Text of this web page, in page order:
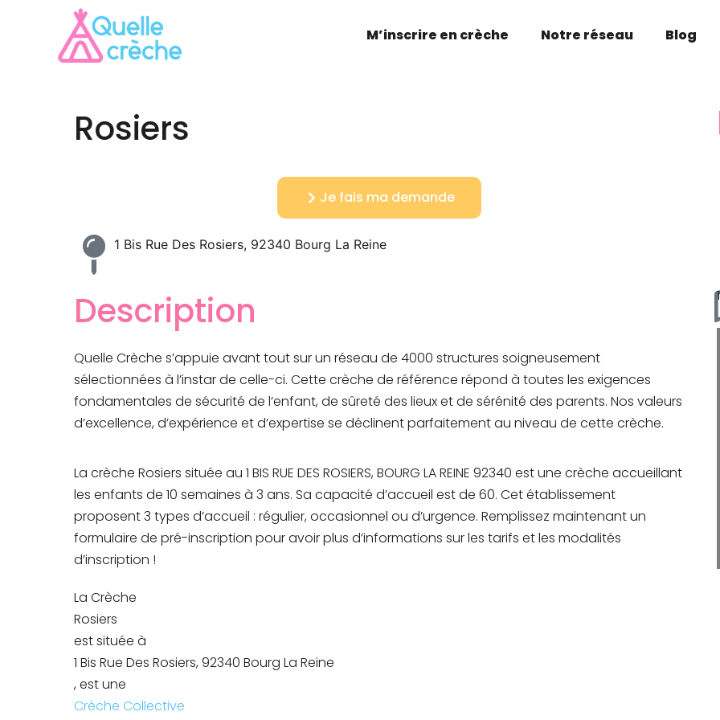
M’inscrire en crèche Notre réseau Blog
Rosiers
Je fais ma demande
1 Bis Rue Des Rosiers, 92340 Bourg La Reine
Description
Quelle Crèche s’appuie avant tout sur un réseau de 4000 structures soigneusement
sélectionnées à l’instar de celle-ci. Cette crèche de référence répond à toutes les exigences
fondamentales de sécurité de l’enfant, de sûreté des lieux et de sérénité des parents. Nos valeurs
d’excellence, d’expérience et d’expertise se déclinent parfaitement au niveau de cette crèche.
La crèche Rosiers située au 1 BIS RUE DES ROSIERS, BOURG LA REINE 92340 est une crèche accueillant
les enfants de 10 semaines à 3 ans. Sa capacité d’accueil est de 60. Cet établissement
proposent 3 types d’accueil : régulier, occasionnel ou d’urgence. Remplissez maintenant un
formulaire de pré-inscription pour avoir plus d’informations sur les tarifs et les modalités
d’inscription !
La Crèche
Rosiers
est située à
1 Bis Rue Des Rosiers, 92340 Bourg La Reine
, est une
Crèche Collective